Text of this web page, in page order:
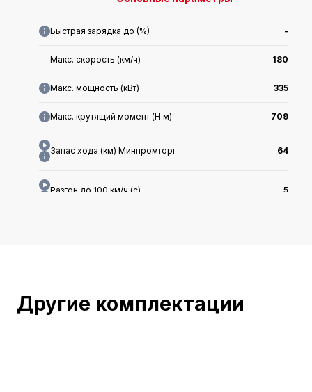
Быстрая зарядка до (%) -
Макс. скорость (км/ч) 180
Макс. мощность (кВт) 335
Макс. крутящий момент (Н·м) 709
Запас хода (км) Минпромторг 64
Разгон до 100 км/ч (с) 5
Другие комплектации